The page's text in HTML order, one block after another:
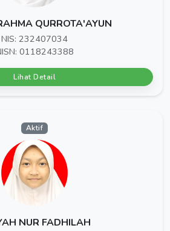
QURROTA'AYUN
NIS: 232407034
0118243388
Lihat Detail
Aktif
NUR FADHILAH